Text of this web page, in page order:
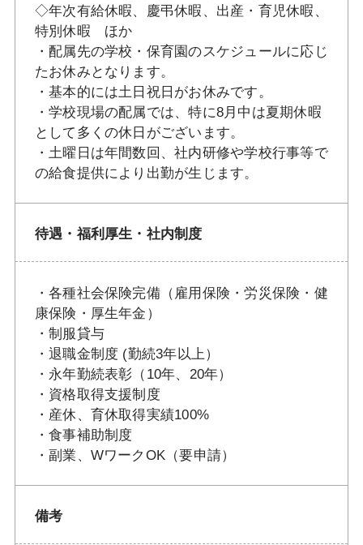
◇年次有給休暇、慶弔休暇、出産・育児休暇、
特別休暇 ほか
・配属先の学校・保育園のスケジュールに応じ
たお休みとなります。
・基本的には土日祝日がお休みです。
・学校現場の配属では、特に8月中は夏期休暇
として多くの休日がございます。
・土曜日は年間数回、社内研修や学校行事等で
の給食提供により出勤が生じます。
待遇・福利厚生・社内制度
・各種社会保険完備（雇用保険・労災保険・健
康保険・厚生年金）
・制服貸与
・退職金制度 (勤続3年以上）
・永年勤続表彰（10年、20年）
・資格取得支援制度
・産休、育休取得実績100%
・食事補助制度
・副業、WワークOK（要申請）
備考